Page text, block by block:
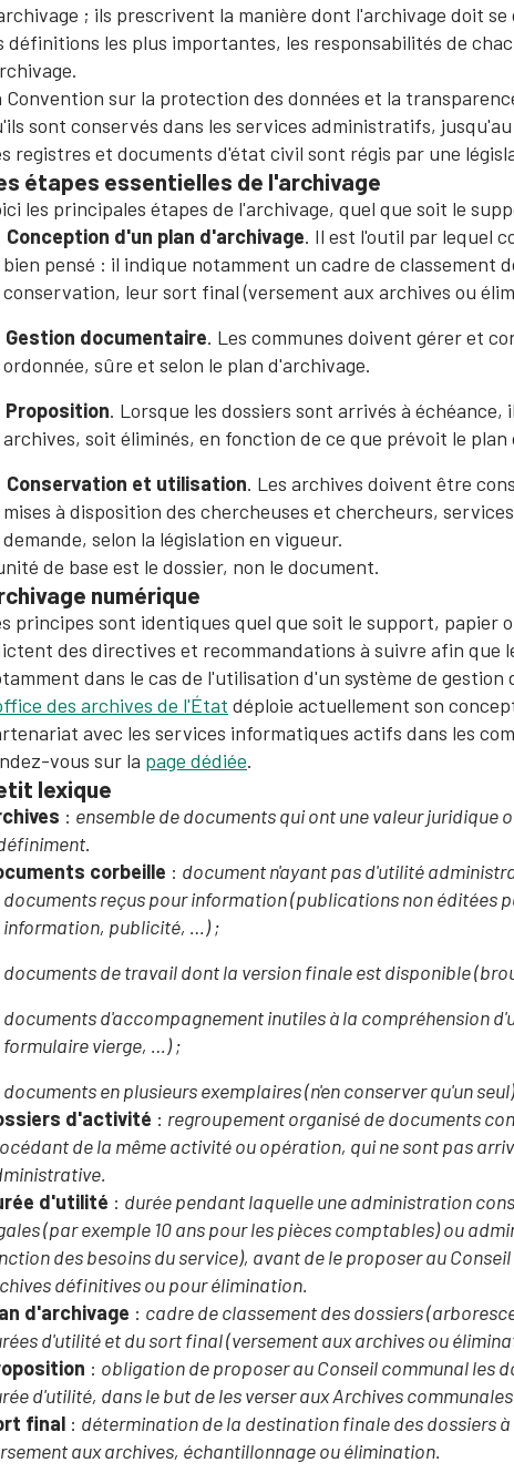
; ils prescrivent la manière dont l'archivage doit
définitions les plus importantes, les responsabilités de
Convention sur la protection des données et la
sont conservés dans les services administratifs,
registres et documents d'état civil sont régis par une
étapes essentielles de l'archivage
les principales étapes de l'archivage, quel que soit le
Conception d'un plan d'archivage. Il est l'outil par lequel
bien pensé : il indique notamment un cadre de classement
conservation, leur sort final (versement aux archives ou
Gestion documentaire. Les communes doivent gérer et
ordonnée, sûre et selon le plan d'archivage.
Proposition. Lorsque les dossiers sont arrivés à
archives, soit éliminés, en fonction de ce que prévoit le plan
Conservation et utilisation. Les archives doivent être
mises à disposition des chercheuses et chercheurs,
demande, selon la législation en vigueur.
de base est le dossier, non le document.
numérique
principes sont identiques quel que soit le support, papier
des directives et recommandations à suivre afin que
dans le cas de l'utilisation d'un système de
des archives de l'État déploie actuellement son
avec les services informatiques actifs dans les
vous sur la page dédiée.
lexique
: ensemble de documents qui ont une valeur juridique
.
corbeille : document n'ayant pas d'utilité
documents reçus pour information (publications non éditées
information, publicité, …) ;
documents de travail dont la version finale est disponible
documents d'accompagnement inutiles à la compréhension
formulaire vierge, …) ;
documents en plusieurs exemplaires (n'en conserver qu'un
d'activité : regroupement organisé de documents
de la même activité ou opération, qui ne sont pas
d'utilité : durée pendant laquelle une administration
(par exemple 10 ans pour les pièces comptables) ou
des besoins du service), avant de le proposer au
définitives ou pour élimination.
d'archivage : cadre de classement des dossiers
d'utilité et du sort final (versement aux archives ou
: obligation de proposer au Conseil communal les
d'utilité, dans le but de les verser aux Archives
final : détermination de la destination finale des dossiers
aux archives, échantillonnage ou élimination.